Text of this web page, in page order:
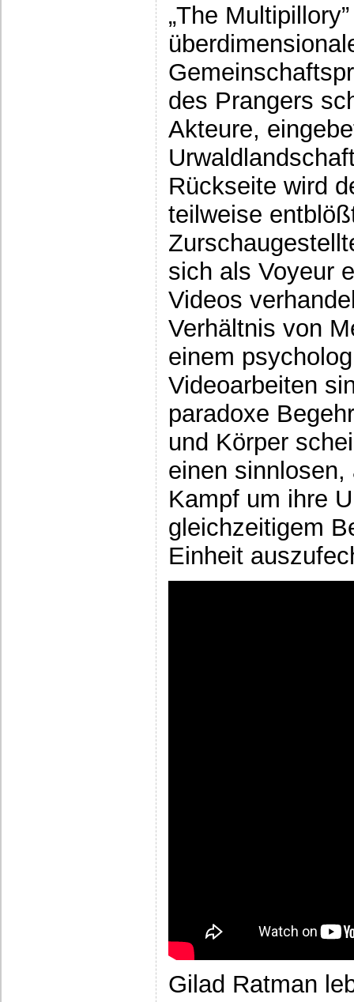
„The
des Prangers
Akteure,
Rückseite wird
teilweise
sich als Voyeur
Videos
Verhältnis von
einem
Videoarbeiten
paradoxe
und Körper
einen
Kampf um ihre
gleichzeitigem
Einheit
Gilad Ratman